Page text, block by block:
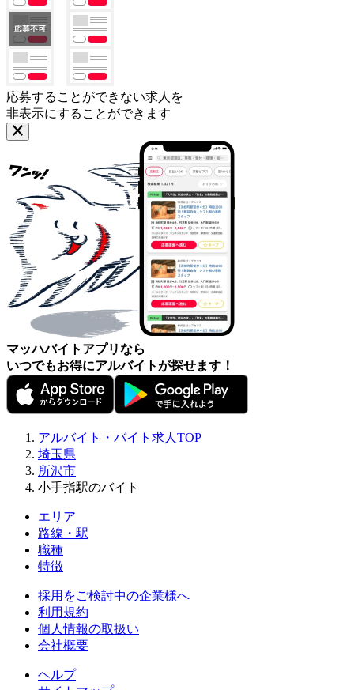
応募することができない求人を
非表示にすることができます
マッハバイトアプリなら
いつでもお得にアルバイトが探せます！
アルバイト・バイト求人TOP
埼玉県
所沢市
小手指駅のバイト
エリア
路線・駅
職種
特徴
採用をご検討中の企業様へ
利用規約
個人情報の取扱い
会社概要
ヘルプ